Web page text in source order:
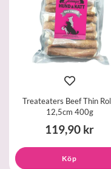
Treateaters Beef Thin
12,5cm 400g
119,90 kr
Köp